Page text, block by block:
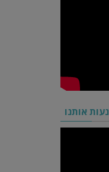
אותנו